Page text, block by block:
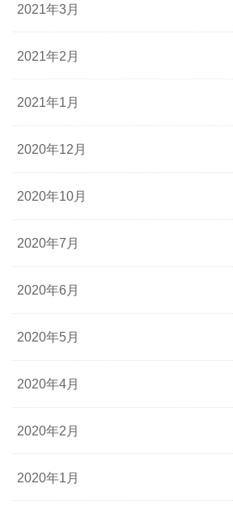
2021年3月
2021年2月
2021年1月
2020年12月
2020年10月
2020年7月
2020年6月
2020年5月
2020年4月
2020年2月
2020年1月